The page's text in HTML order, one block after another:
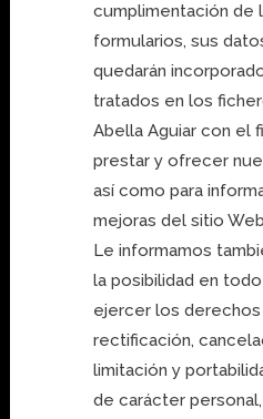
cumplimentación de
formularios, sus
quedarán
tratados en los
Abella Aguiar con el
prestar y ofrecer
así como para
mejoras del sitio
Le informamos
la posibilidad en
ejercer los
rectificación,
limitación y
de carácter